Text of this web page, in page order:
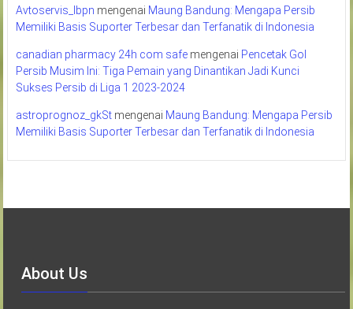
Avtoservis_lbpn mengenai Maung Bandung: Mengapa Persib
Memiliki Basis Suporter Terbesar dan Terfanatik di Indonesia
canadian pharmacy 24h com safemengenai Pencetak Gol
Persib Musim Ini: Tiga Pemain yang Dinantikan Jadi Kunci
Sukses Persib di Liga 1 2023-2024
astroprognoz_gkStmengenai Maung Bandung: Mengapa Persib
Memiliki Basis Suporter Terbesar dan Terfanatik di Indonesia
About Us